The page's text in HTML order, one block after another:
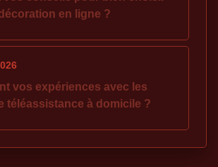
en ligne ?
vos expériences avec les
téléassistance à domicile ?